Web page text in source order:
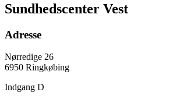
Sundhedscenter Vest
Adresse
Nørredige 26
6950 Ringkøbing
Indgang D